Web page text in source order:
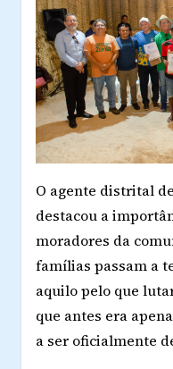
O agente distrital
destacou a
moradores da
famílias passam a
aquilo pelo que
que antes era
a ser oficialmente